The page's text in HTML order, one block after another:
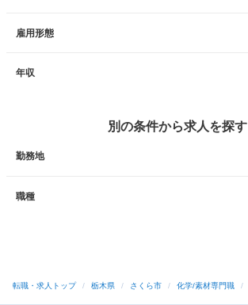
雇用形態
年収
別の条件から求人を探す
勤務地
職種
転職・求人トップ / 栃木県 / さくら市 / 化学/素材専門職 /